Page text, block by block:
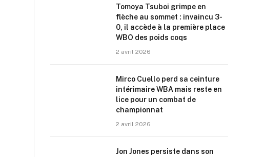
Tomoya Tsuboi grimpe en
flèche au sommet : invaincu 3-
0, il accède à la première place
WBO des poids coqs
2 avril 2026
Mirco Cuello perd sa ceinture
intérimaire WBA mais reste en
lice pour un combat de
championnat
2 avril 2026
Jon Jones persiste dans son